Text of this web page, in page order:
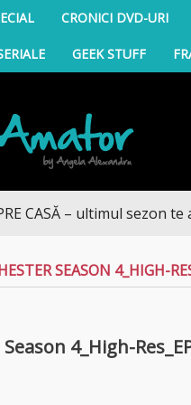
CRONICI DVD-URI
GEEK STUFF
– ultimul sezon te
SEASON 4_HIGH-
4_High-